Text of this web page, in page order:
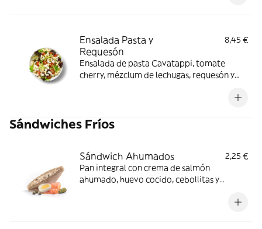
Ensalada Pasta y
Requesón
8,45 €
Ensalada de pasta Cavatappi, tomate
cherry, mézclum de lechugas, requesón y
Sándwiches Fríos
Sándwich Ahumados
2,25 €
Pan integral con crema de salmón
ahumado, huevo cocido, cebollitas y